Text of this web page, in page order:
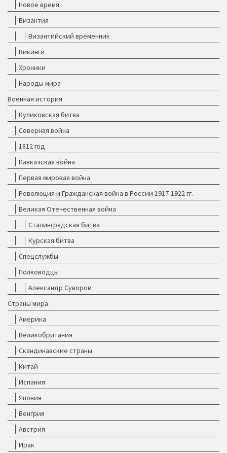
Новое время
Византия
Византийский временник
Викинги
Хроники
Народы мира
Военная история
Куликовская битва
Северная война
1812 год
Кавказская война
Первая мировая война
Революция и Гражданская война в России 1917-1922 гг.
Великая Отечественная война
Сталинградская битва
Курская битва
Спецслужбы
Полководцы
Александр Суворов
Страны мира
Америка
Великобритания
Скандинавские страны
Китай
Испания
Япония
Венгрия
Австрия
Ирак